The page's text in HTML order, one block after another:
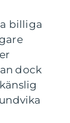
billiga
dock